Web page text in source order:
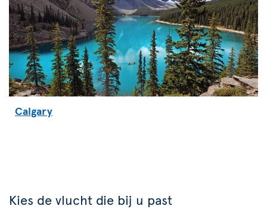
Calgary
Kies de vlucht die bij u past